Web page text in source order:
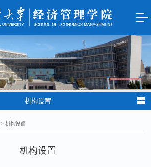
机构设置
>机构设置
机构设置